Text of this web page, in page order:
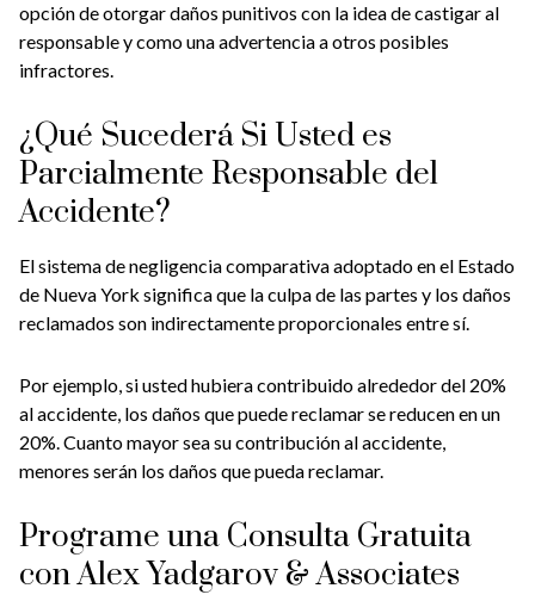
opción de otorgar daños punitivos con la idea de castigar al
responsable y como una advertencia a otros posibles
infractores.
¿Qué Sucederá Si Usted es
Parcialmente Responsable del
Accidente?
El sistema de negligencia comparativa adoptado en el Estado
de Nueva York significa que la culpa de las partes y los daños
reclamados son indirectamente proporcionales entre sí.
Por ejemplo, si usted hubiera contribuido alrededor del 20%
al accidente, los daños que puede reclamar se reducen en un
20%. Cuanto mayor sea su contribución al accidente,
menores serán los daños que pueda reclamar.
Programe una Consulta Gratuita
con Alex Yadgarov & Associates